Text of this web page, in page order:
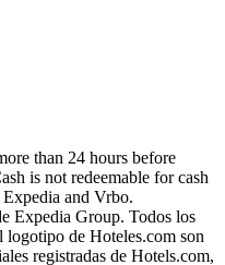
than 24 hours before
is not redeemable for cash
and Vrbo.
Expedia Group. Todos los
logotipo de Hoteles.com son
registradas de Hotels.com,